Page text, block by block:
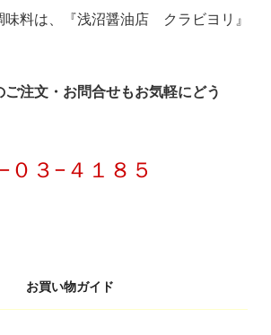
味料は、『浅沼醤油店 クラビヨリ』
ご注文・お問合せもお気軽にどう
３−４１８５
お買い物ガイド